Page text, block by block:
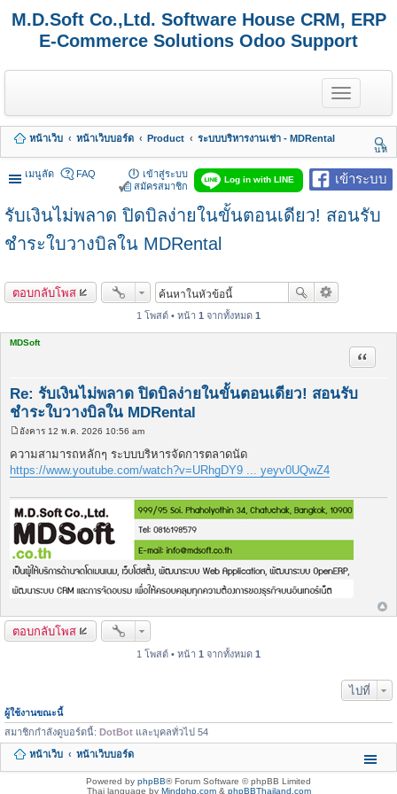
M.D.Soft Co.,Ltd. Software House CRM, ERP
E-Commerce Solutions Odoo Support
T
o
g
e
n
a
i
g
หน้าเว็บ หน้าเว็บบอร์ด Product
ระบบบริหารงานเช่า - MDRental
นห
า
เมนูลัด
เข้าระบบ
Log in with LINE
FAQ
เข้าสู่ระบบ
สมัครสมาชิก
รับเงินไม่พลาด ปิดบิลง่ายในขั้นตอนเดียว! สอนรับ
ชำระใบวางบิลใน MDRental
ตอบกลับโพส
1 โพสต์ • หน้า 1 จากทั้งหมด 1
MDSoft
Re: รับเงินไม่พลาด ปิดบิลง่ายในขั้นตอนเดียว! สอนรับ
ชำระใบวางบิลใน MDRental
อ้างคำ
พ
ส
ต์
อังคาร 12 พ.ค. 2026 10:56 am
ความสามารถหลักๆ ระบบบริหารจัดการตลาดนัด
https://www.youtube.com/watch?v=URhgDY9 ... yeyv0UQwZ4
ตอบกลับโพส
1 โพสต์ • หน้า 1 จากทั้งหมด 1
ไปที่
ผู้ใช้งานขณะนี้
สมาชิกกำลังดูบอร์ดนี้: DotBot และบุคลทั่วไป 54
หน้าเว็บ หน้าเว็บบอร์ด
Powered by phpBB® Forum Software © phpBB Limited
Thai language by Mindphp.com& phpBBThailand.com